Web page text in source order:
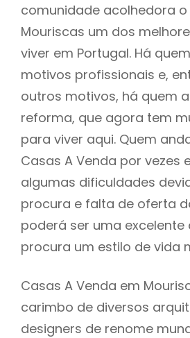
comunidade acolhedora
Mouriscas um dos
viver em Portugal. Há
motivos profissionais e,
outros motivos, há quem
reforma, que agora tem
para viver aqui. Quem
Casas A Venda por vezes
algumas dificuldades
procura e falta de oferta
poderá ser uma excelente
procura um estilo de vida
Casas A Venda em
carimbo de diversos
designers de renome